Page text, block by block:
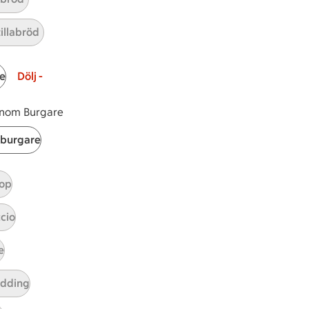
Dölj -
Burgare
1 kommentarer
tillaga
har Medel svårighetsgrad